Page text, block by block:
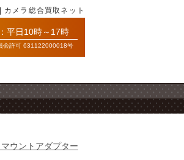
メラ総合買取ネット
平日10時～17時
会許可 631122000018号
ウントアダプター